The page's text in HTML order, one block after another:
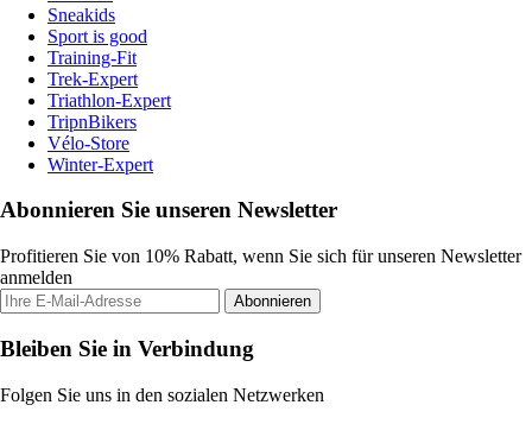
Sneakids
Sport is good
Training-Fit
Trek-Expert
Triathlon-Expert
TripnBikers
Vélo-Store
Winter-Expert
Abonnieren Sie unseren Newsletter
Profitieren Sie von 10% Rabatt, wenn Sie sich für unseren Newsletter
anmelden
Abonnieren
Bleiben Sie in Verbindung
Folgen Sie uns in den sozialen Netzwerken